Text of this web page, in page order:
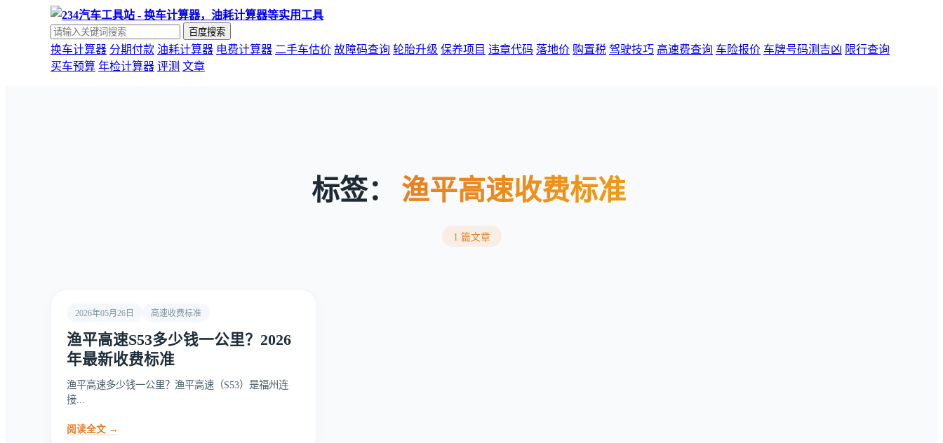
百度搜索
换车计算器 分期付款 油耗计算器 电费计算器 二手车估价 故障码查询 轮胎升级 保养项目 违章代码 落地价 购置税 驾驶技巧 高速费查询 车险报价 车牌号码测吉凶 限行查询
买车预算 年检计算器 评测 文章
标签： 渔平高速收费标准
1 篇文章
2026年05月26日 高速收费标准
渔平高速S53多少钱一公里？2026
年最新收费标准
渔平高速多少钱一公里？渔平高速（S53）是福州连
接...
阅读全文 →